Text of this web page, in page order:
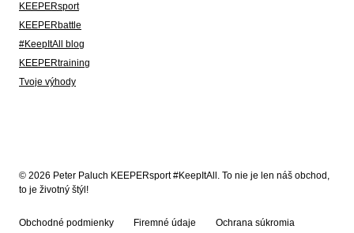
KEEPERsport
KEEPERbattle
#KeepItAll blog
KEEPERtraining
Tvoje výhody
© 2026 Peter Paluch KEEPERsport #KeepItAll. To nie je len náš obchod,
to je životný štýl!
Obchodné podmienky Firemné údaje Ochrana súkromia